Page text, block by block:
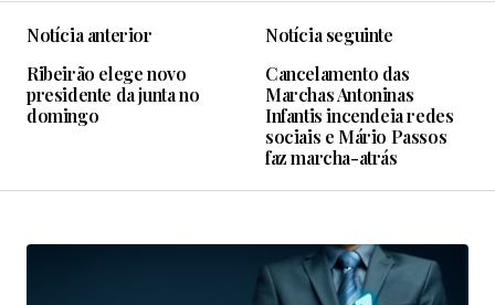
Notícia anterior
Ribeirão elege novo
presidente da junta no
domingo
Notícia seguinte
Cancelamento das
Marchas Antoninas
Infantis incendeia redes
sociais e Mário Passos
faz marcha-atrás